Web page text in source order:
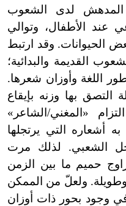
المدهش لدى الشعوب
عند الأطفال، وتوالي
الحيوانات. وقد ارتبط
القديمة والبدائية؛
اللغة وأوزان شعرها.
بها وزنه بإيقاع
«المغني/الشاعر»
أشعاره التي يرتجلها
الشعبي. لذلك مرت
حميم ما بين الزمن
ولعلّ من الممكن
في وجود بحور ذات أوزان